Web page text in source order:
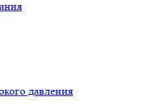
давления